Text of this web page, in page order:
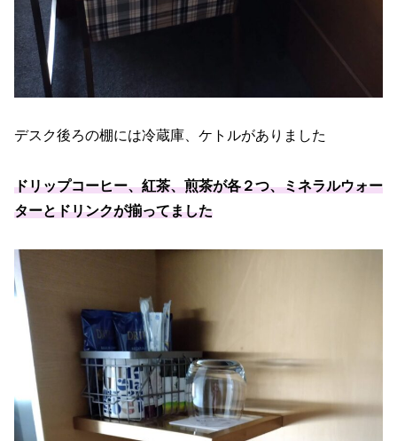
デスク後ろの棚には冷蔵庫、ケトルがありました
ドリップコーヒー、紅茶、煎茶が各２つ、ミネラルウォー
ターとドリンクが揃ってました